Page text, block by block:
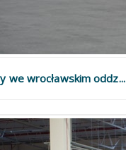
we wrocławskim oddz...